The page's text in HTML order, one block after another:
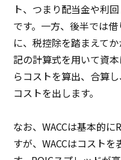
ト、つまり配当金や利
です。一方、後半では
に、税控除を踏まえて
記の計算式を用いて資
らコストを算出、合算
コストを出します。
なお、WACCは基本的
すが、WACCはコスト